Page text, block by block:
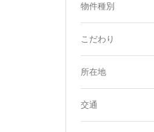
物件種別
こだわり
所在地
交通